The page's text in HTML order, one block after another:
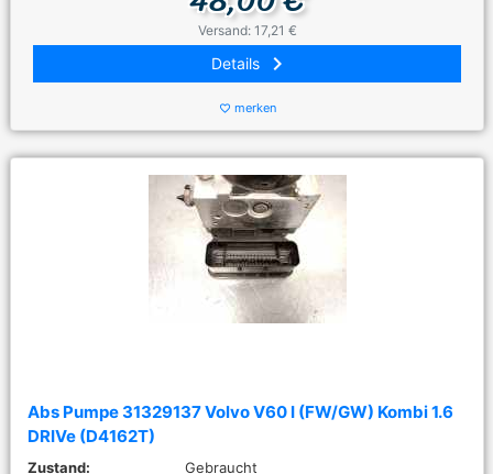
Versand: 17,21 €
Details keyboard_arrow_right
favorite_border merken
Abs Pumpe 31329137 Volvo V60 I (FW/GW) Kombi 1.6
DRIVe (D4162T)
Zustand:
Gebraucht